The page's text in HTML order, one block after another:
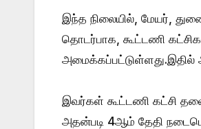
இந்த நிலையில், மேயர்,
தொடர்பாக, கூட்டணி
அமைக்கப்பட்டுள்ளது.இதில்
இவர்கள் கூட்டணி கட்சி
அதன்படி 4ஆம் தேதி